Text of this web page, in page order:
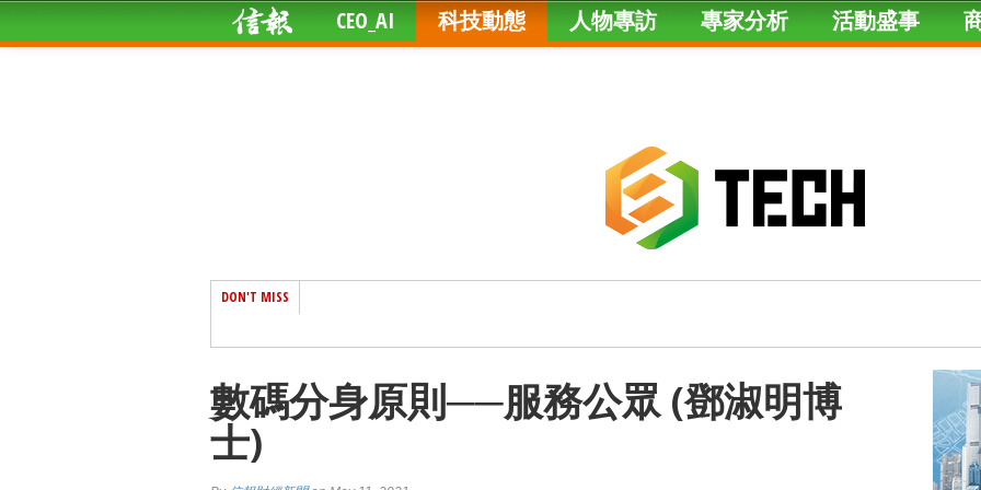
CEO_AI 科技動態 人物專訪 專家分析 活動盛事
DON'T MISS
數碼分身原則──服務公眾 (鄧淑明博
士)